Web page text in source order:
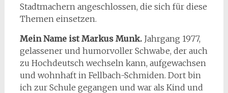
Stadtmachern angeschlossen, die sich für diese
Themen einsetzen.
Mein Name ist Markus Munk.Jahrgang 1977,
gelassener und humorvoller Schwabe, der auch
zu Hochdeutsch wechseln kann, aufgewachsen
und wohnhaft in Fellbach-Schmiden. Dort bin
ich zur Schule gegangen und war als Kind und